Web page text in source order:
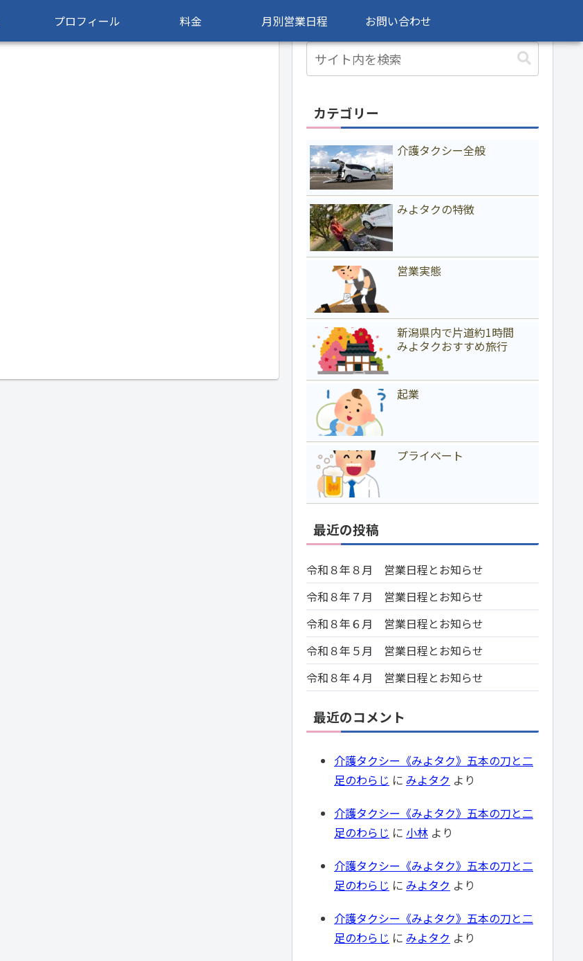
プロフィール 料金 月別営業日程 お問い合わせ
カテゴリー
介護タクシー全般
みよタクの特徴
営業実態
新潟県内で片道約1時間
みよタクおすすめ旅行
起業
プライベート
最近の投稿
令和８年８月 営業日程とお知らせ
令和８年７月 営業日程とお知らせ
令和８年６月 営業日程とお知らせ
令和８年５月 営業日程とお知らせ
令和８年４月 営業日程とお知らせ
最近のコメント
介護タクシー《みよタク》五本の刀と二
足のわらじ に みよタク より
介護タクシー《みよタク》五本の刀と二
足のわらじ に 小林 より
介護タクシー《みよタク》五本の刀と二
足のわらじ に みよタク より
介護タクシー《みよタク》五本の刀と二
足のわらじ に みよタク より